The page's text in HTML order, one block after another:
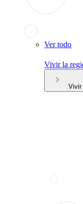
Ver todo
Vivir la
Vivir